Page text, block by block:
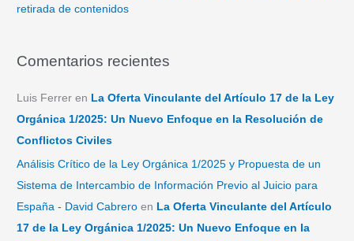
retirada de contenidos
Comentarios recientes
Luis Ferrer en La Oferta Vinculante del Artículo 17 de la Ley
Orgánica 1/2025: Un Nuevo Enfoque en la Resolución de
Conflictos Civiles
Análisis Crítico de la Ley Orgánica 1/2025 y Propuesta de un
Sistema de Intercambio de Información Previo al Juicio para
España - David Cabrero en La Oferta Vinculante del Artículo
17 de la Ley Orgánica 1/2025: Un Nuevo Enfoque en la